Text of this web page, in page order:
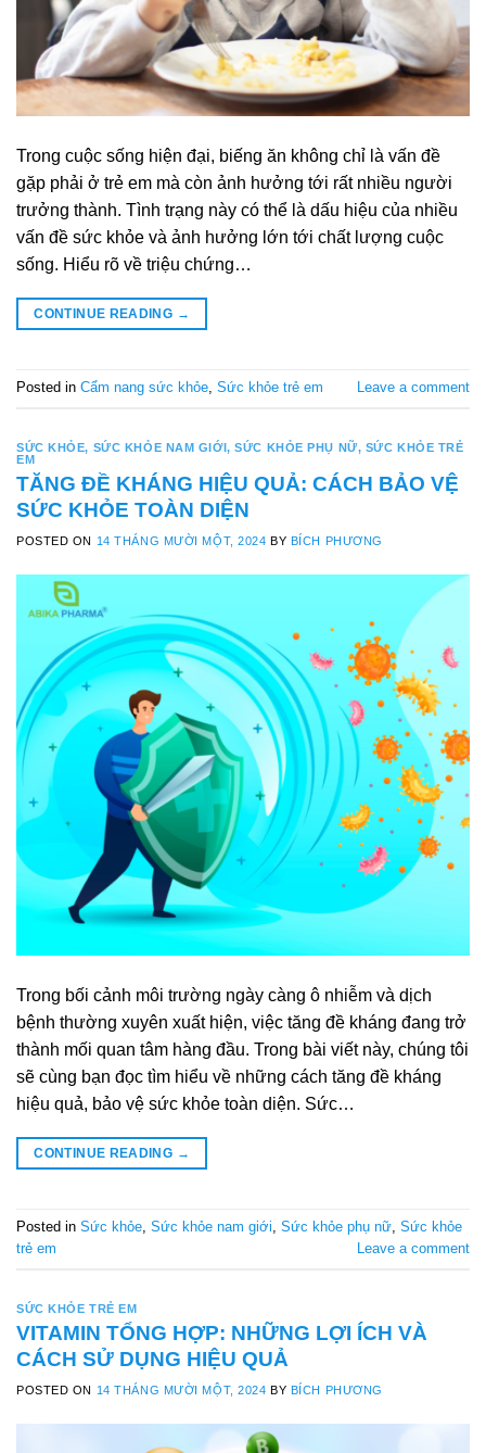
Trong cuộc sống hiện đại, biếng ăn không chỉ là vấn đề
gặp phải ở trẻ em mà còn ảnh hưởng tới rất nhiều người
trưởng thành. Tình trạng này có thể là dấu hiệu của nhiều
vấn đề sức khỏe và ảnh hưởng lớn tới chất lượng cuộc
sống. Hiểu rõ về triệu chứng…
CONTINUE READING →
Posted in Cẩm nang sức khỏe, Sức khỏe trẻ em Leave a comment
SỨC KHỎE, SỨC KHỎE NAM GIỚI,SỨC KHỎE PHỤ NỮ, SỨC KHỎE TRẺ
EM
TĂNG ĐỀ KHÁNG HIỆU QUẢ: CÁCH BẢO VỆ
SỨC KHỎE TOÀN DIỆN
POSTED ON 14 THÁNG MƯỜI MỘT, 2024 BY BÍCH PHƯƠNG
Trong bối cảnh môi trường ngày càng ô nhiễm và dịch
bệnh thường xuyên xuất hiện, việc tăng đề kháng đang trở
thành mối quan tâm hàng đầu. Trong bài viết này, chúng tôi
sẽ cùng bạn đọc tìm hiểu về những cách tăng đề kháng
hiệu quả, bảo vệ sức khỏe toàn diện. Sức…
CONTINUE READING →
Posted in Sức khỏe Sức khỏe nam giới Sức khỏe phụ nữ Sức khỏe
trẻ em
Leave a comment
SỨC KHỎE TRẺ EM
VITAMIN TỔNG HỢP: NHỮNG LỢI ÍCH VÀ
CÁCH SỬ DỤNG HIỆU QUẢ
POSTED ON 14 THÁNG MƯỜI MỘT, 2024 BY BÍCH PHƯƠNG